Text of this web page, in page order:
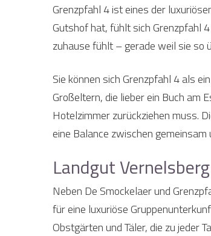
Grenzpfahl 4 ist eines der
Gutshof hat, fühlt sich Grenzpfahl
zuhause fühlt – gerade weil sie so
Sie können sich Grenzpfahl 4 als
Großeltern, die lieber ein Buch am
Hotelzimmer zurückziehen muss.
eine Balance zwischen gemeinsam
Landgut
Neben De Smockelaer und
für eine luxuriöse
Obstgärten und Täler, die zu jeder